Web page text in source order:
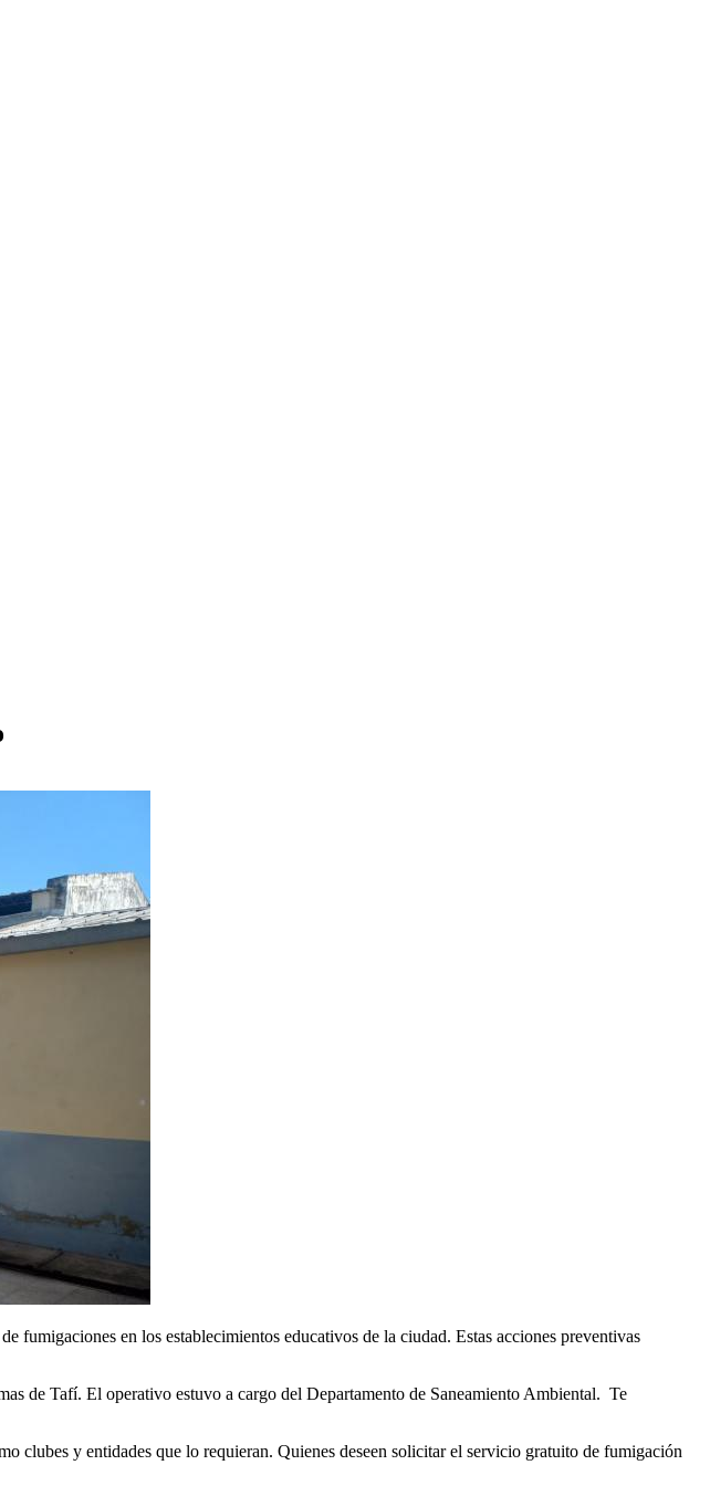
en los establecimientos educativos de la ciudad. Estas acciones preventivas
de Tafí. El operativo estuvo a cargo del Departamento de Saneamiento Ambiental. Te
clubes y entidades que lo requieran. Quienes deseen solicitar el servicio gratuito de fumigación